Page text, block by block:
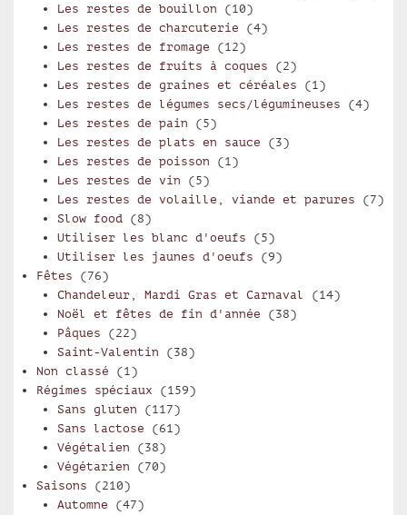
Les restes de bouillon (10)
Les restes de charcuterie (4)
Les restes de fromage (12)
Les restes de fruits à coques (2)
Les restes de graines et céréales (1)
Les restes de légumes secs/légumineuses (4)
Les restes de pain (5)
Les restes de plats en sauce (3)
Les restes de poisson (1)
Les restes de vin (5)
Les restes de volaille, viande et parures (7)
Slow food (8)
Utiliser les blanc d'oeufs (5)
Utiliser les jaunes d'oeufs (9)
Fêtes (76)
Chandeleur, Mardi Gras et Carnaval (14)
Noël et fêtes de fin d'année (38)
Pâques (22)
Saint-Valentin (38)
Non classé (1)
Régimes spéciaux (159)
Sans gluten (117)
Sans lactose (61)
Végétalien (38)
Végétarien (70)
Saisons (210)
Automne (47)